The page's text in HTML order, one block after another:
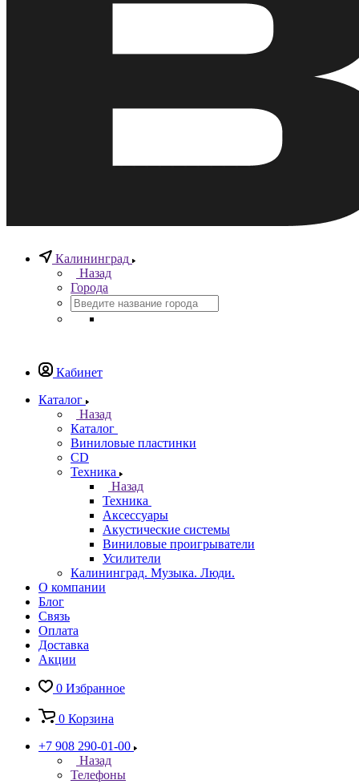
Калининград
Назад
Города
Кабинет
Каталог
Назад
Каталог
Виниловые пластинки
CD
Техника
Назад
Техника
Аксессуары
Акустические системы
Виниловые проигрыватели
Усилители
Калининград. Музыка. Люди.
О компании
Блог
Связь
Оплата
Доставка
Акции
0 Избранное
0 Корзина
+7 908 290-01-00
Назад
Телефоны